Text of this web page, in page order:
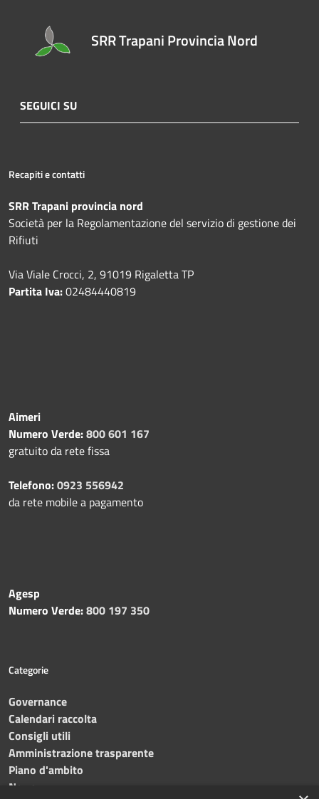
SRR Trapani Provincia Nord
SEGUICI SU
Recapiti e contatti
SRR Trapani provincia nord
Società per la Regolamentazione del servizio di gestione dei
Rifiuti
Via Viale Crocci, 2, 91019 Rigaletta TP
Partita Iva:02484440819
Aimeri
Numero Verde:800 601 167
gratuito da rete fissa
Telefono:0923 556942
da rete mobile a pagamento
Agesp
Numero Verde:800 197 350
Categorie
Governance
Calendari raccolta
Consigli utili
Amministrazione trasparente
Piano d'ambito
News